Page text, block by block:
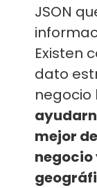
JSON
Existen
dato
negocio
mejor
negocio